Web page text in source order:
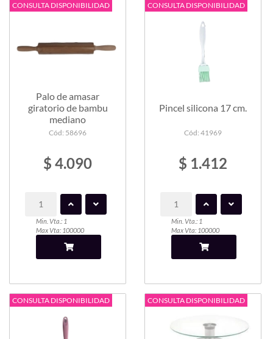
CONSULTA DISPONIBILIDAD
Palo de amasar
giratorio de bambu
mediano
Cód: 58696
$ 4.090
Min. Vta.: 1
Max Vta: 100000
CONSULTA DISPONIBILIDAD
Pincel silicona 17 cm.
Cód: 41969
$ 1.412
Min. Vta.: 1
Max Vta: 100000
CONSULTA DISPONIBILIDAD CONSULTA DISPONIBILIDAD